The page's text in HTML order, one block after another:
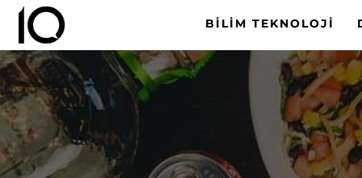
BILIM TEKNOLOJI